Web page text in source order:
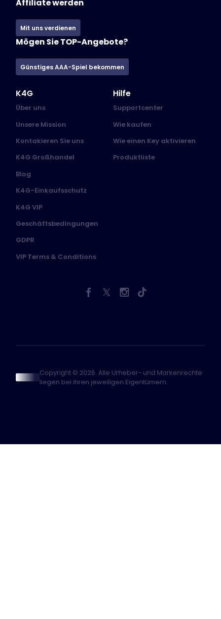
Affiliate werden
Mit uns verdienen
Mögen Sie TOP-Angebote?
Günstiges AAA-Spiel bekommen
K4G
Über uns
Unsere Mission
Kontakieren Sie uns
K4G Großhandel
Blog
K4G-Einkaufsschutz
K4G VIP
Geschäftsbedingungen
GDPR
VIP Terms & Conditions
Hilfe
Supportcenter
Wie kaufen
Wie einen Key aktivieren
Produktliste
Copyright © 2026. Alle Urheber- und Markenrechte
liegen bei ihren jeweiligen Eigentümern.